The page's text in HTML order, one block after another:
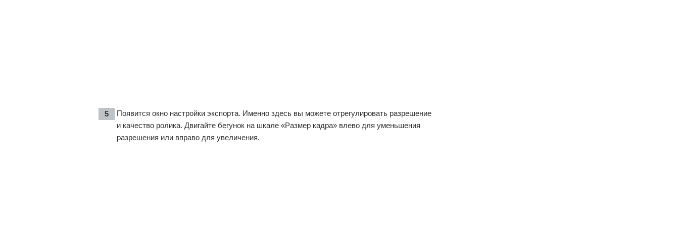
Появится окно настройки экспорта. Именно здесь вы можете отрегулировать разрешение
и качество ролика. Двигайте бегунок на шкале «Размер кадра» влево для уменьшения
разрешения или вправо для увеличения.